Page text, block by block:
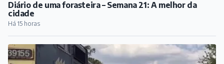
Diário de uma forasteira – Semana 21: A melhor da
cidade
Há 15 horas